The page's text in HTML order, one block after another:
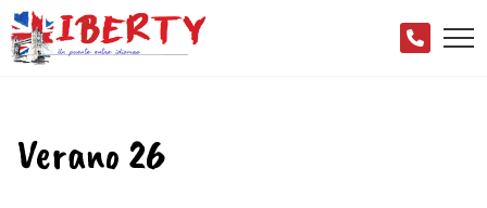
Verano 26